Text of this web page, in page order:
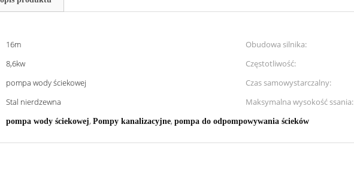
16m Obudowa silnika:
8,6kw Częstotliwość:
pompa wody ściekowej Czas samowystarczalny:
Stal nierdzewna Maksymalna wysokość ssania:
pompa wody ściekowej, Pompy kanalizacyjne, pompa do odpompowywania ścieków